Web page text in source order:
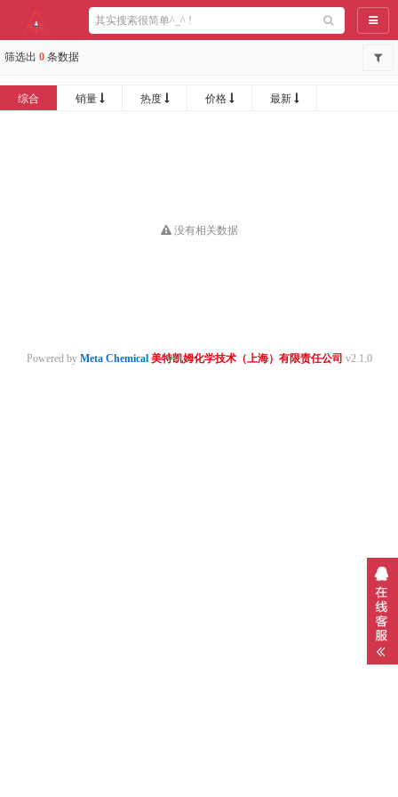
导航
筛选出 0 条数据
综合 销量 热度 价格 最新
没有相关数据
Powered by Meta Chemical美特凯姆化学技术（上海）有限责任公司 v2.1.0